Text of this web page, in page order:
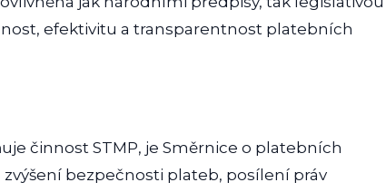
efektivitu a transparentnost platebních
činnost STMP, je Směrnice o platebních
bezpečnosti plateb, posílení práv